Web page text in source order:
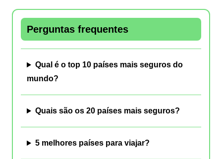
Perguntas frequentes
Qual é o top 10 países mais seguros do
mundo?
Quais são os 20 países mais seguros?
5 melhores países para viajar?